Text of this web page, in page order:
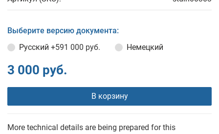
Выберите версию документа:
Русский +591 000 руб. Немецкий
3 000 руб.
В корзину
More technical details are being prepared for this